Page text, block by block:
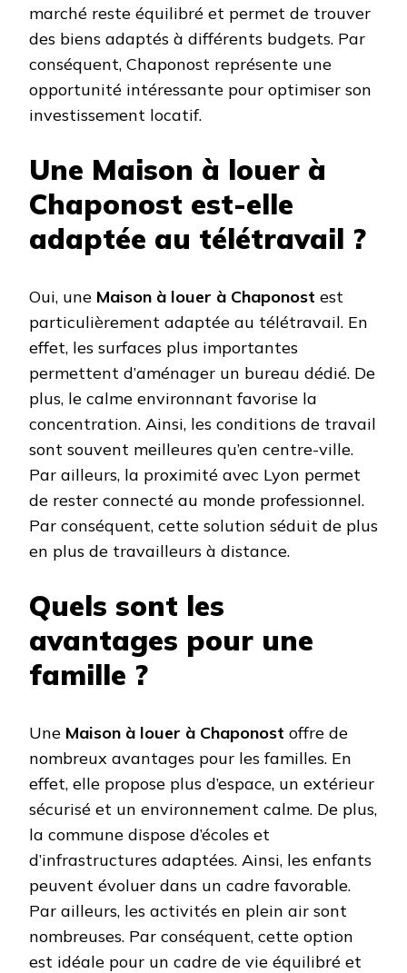
marché reste équilibré et permet de trouver
des biens adaptés à différents budgets. Par
conséquent, Chaponost représente une
opportunité intéressante pour optimiser son
investissement locatif.
Une Maison à louer à
Chaponost est-elle
adaptée au télétravail ?
Oui, une Maison à louer à Chaponost est
particulièrement adaptée au télétravail. En
effet, les surfaces plus importantes
permettent d’aménager un bureau dédié. De
plus, le calme environnant favorise la
concentration. Ainsi, les conditions de travail
sont souvent meilleures qu’en centre-ville.
Par ailleurs, la proximité avec Lyon permet
de rester connecté au monde professionnel.
Par conséquent, cette solution séduit de plus
en plus de travailleurs à distance.
Quels sont les
avantages pour une
famille ?
Une Maison à louer à Chaponost offre de
nombreux avantages pour les familles. En
effet, elle propose plus d’espace, un extérieur
sécurisé et un environnement calme. De plus,
la commune dispose d’écoles et
d’infrastructures adaptées. Ainsi, les enfants
peuvent évoluer dans un cadre favorable.
Par ailleurs, les activités en plein air sont
nombreuses. Par conséquent, cette option
est idéale pour un cadre de vie équilibré et